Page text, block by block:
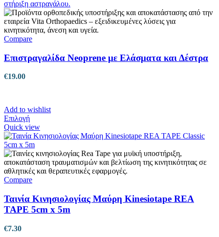
Compare
Επιστραγαλίδα Neoprene με Ελάσματα και Δέστρα
€19.00
Add to wishlist
ΕπιλογήΑυτό
το
προϊόν
έχει
πολλαπλές
παραλλαγές.
Οι
επιλογές
να
επιλεγούν
στη
Quick view
Compare
Ταινία Κινησιολογίας Μαύρη Kinesiotape REA
TAPE 5cm x 5m
€7.30